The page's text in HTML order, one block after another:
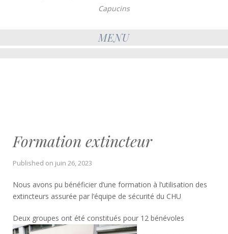
Capucins
MENU
Formation extincteur
Published on juin 26, 2023
Nous avons pu bénéficier d’une formation à l’utilisation des
extincteurs assurée par l’équipe de sécurité du CHU
Deux groupes ont été constitués pour 12 bénévoles